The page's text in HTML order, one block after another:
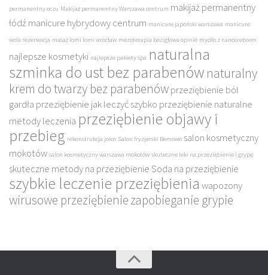
permanentny oczu Makijaż permanentny Warszawa centrum makijaż permanentny
łódź manicure hybrydowy centrum manicure japoński warszawa manicure
wola rezerwacja masaż lomi lomi wrocław mezoterapia bezigłowa opinie mydło z nanosrebrem
najlepsze kosmetyki najlepsze pakiety spa naturalna
szminka do ust bez parabenów naturalny
krem do twarzy bez parabenówprzeziębienie ból
gardła przeziębienie jak leczyć szybko przeziębienie naturalne
metody leczenia przeziębienie objawy i
przebieg rekonstrukcja joico Salon fryzjerski Bemowo salon kosmetyczny
mokotów salon kosmetyczny warszawa mokotów skuteczne leki na przeziębienie i grypę
skuteczne metody na przeziębienieSoda na przeziębienie
szybkie leczenie przeziębienia wapozony
wirusowe przeziębieniezapobieganie grypie